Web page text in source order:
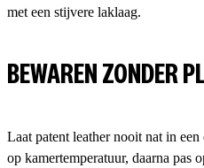
met een stijvere laklaag.
BEWAREN ZONDER
Laat patent leather nooit nat in
op kamertemperatuur, daarna pas